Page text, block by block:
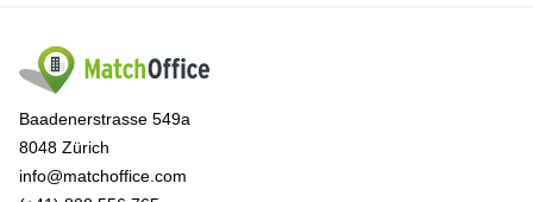
Baadenerstrasse 549a
8048 Zürich
info@matchoffice.com